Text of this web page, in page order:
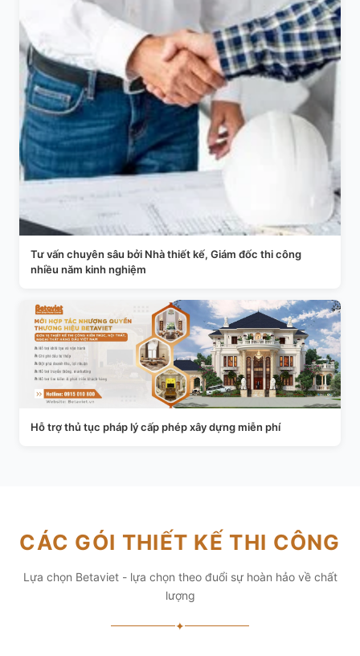
Tư vấn chuyên sâu bởi Nhà thiết kế, Giám đốc thi công
nhiều năm kinh nghiệm
Hỗ trợ thủ tục pháp lý cấp phép xây dựng miễn phí
CÁC GÓI THIẾT KẾ THI CÔNG
Lựa chọn Betaviet - lựa chọn theo đuổi sự hoàn hảo về chất
lượng
✦